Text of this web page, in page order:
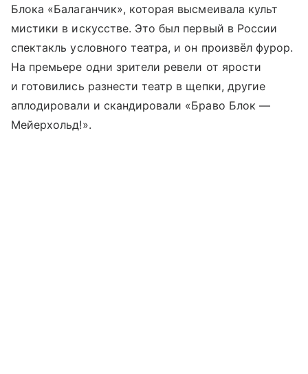
Блока «Балаганчик», которая высмеивала культ
мистики в искусстве. Это был первый в России
спектакль условного театра, и он произвёл фурор.
На премьере одни зрители ревели от ярости
и готовились разнести театр в щепки, другие
аплодировали и скандировали «Браво Блок —
Мейерхольд!».